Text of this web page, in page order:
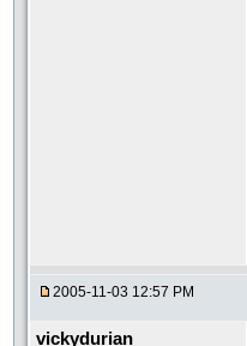
2005-11-03 12:57 PM
vickydurian